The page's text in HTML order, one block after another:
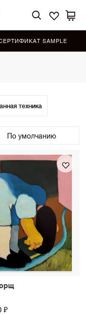
SAMPLE
техника
По умолчанию
(Выбор SAMPLE)•
цены
цены
новинки
₽